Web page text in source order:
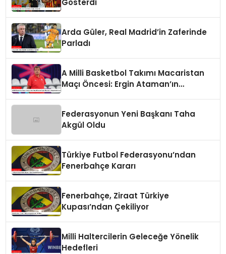
Gösterdi
Arda Güler, Real Madrid’in Zaferinde
Parladı
A Milli Basketbol Takımı Macaristan
Maçı Öncesi: Ergin Ataman’ın
Federasyonun Yeni Başkanı Taha
Akgül Oldu
Türkiye Futbol Federasyonu’ndan
Fenerbahçe Kararı
Fenerbahçe, Ziraat Türkiye
Kupası’ndan Çekiliyor
Milli Haltercilerin Geleceğe Yönelik
Hedefleri